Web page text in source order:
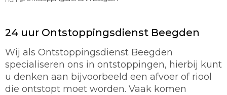
24 uur Ontstoppingsdienst Beegden
Wij als Ontstoppingsdienst Beegden
specialiseren ons in ontstoppingen, hierbij kunt
u denken aan bijvoorbeeld een afvoer of riool
die ontstopt moet worden. Vaak komen